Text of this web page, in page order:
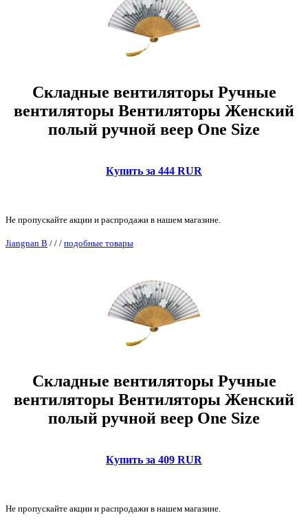
Складные вентиляторы Ручные
вентиляторы Вентиляторы Женский
полый ручной веер One Size
Купить за 444 RUR
Не пропускайте акции и распродажи в нашем магазине.
Jiangnan B / / / подобные товары
Складные вентиляторы Ручные
вентиляторы Вентиляторы Женский
полый ручной веер One Size
Купить за 409 RUR
Не пропускайте акции и распродажи в нашем магазине.